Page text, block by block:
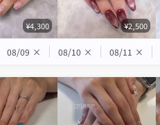
¥4,300 ¥2,500
08/09 × 08/10 × 08/11 ×